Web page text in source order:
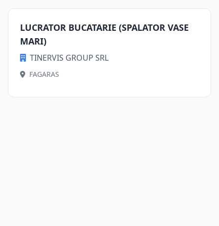
LUCRATOR BUCATARIE (SPALATOR VASE
MARI)
TINERVIS GROUP SRL
FAGARAS